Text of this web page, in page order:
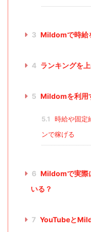
3 Mildomで時給
4 ランキングを
5 Mildomを利用
5.1
時給や固定
ンで稼げる
6 Mildomで実際
いる？
7 YouTubeと